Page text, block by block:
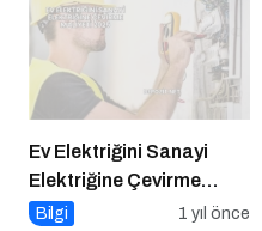
Ev Elektriğini Sanayi
Elektriğine Çevirme
Maliyeti 2025
Bilgi 1 yıl önce